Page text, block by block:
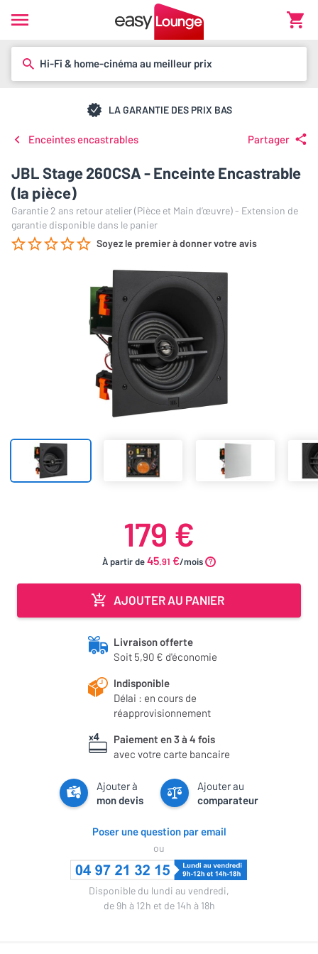
Hi-Fi & home-cinéma au meilleur prix
LA GARANTIE DES PRIX BAS
Enceintes encastrables Partager
JBL Stage 260CSA - Enceinte Encastrable
(la pièce)
Garantie 2 ans retour atelier (Pièce et Main d’œuvre) - Extension de
garantie disponible dans le panier
Soyez le premier à donner votre avis
179 €
À partir de45.91 €/mois
AJOUTER AU PANIER
Livraison offerte
Soit 5,90 € d'économie
Indisponible
Délai : en cours de
réapprovisionnement
Paiement en 3 à 4 fois
avec votre carte bancaire
Ajouter à
mon devis
Ajouter au
comparateur
Poser une question par email
ou
Disponible du lundi au vendredi,
de 9h à 12h et de 14h à 18h